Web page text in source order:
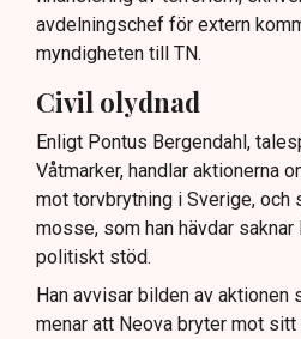
avdelningschef för extern
myndigheten till TN.
Civil olydnad
Enligt Pontus Bergendahl,
Våtmarker, handlar aktionerna
mot torvbrytning i Sverige, och
mosse, som han hävdar
politiskt stöd.
Han avvisar bilden av aktionen
menar att Neova bryter mot